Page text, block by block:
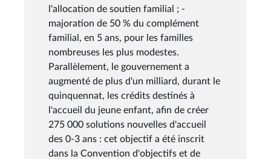
l'allocation de soutien familial ; -
majoration de 50 % du complément
familial, en 5 ans, pour les familles
nombreuses les plus modestes.
Parallèlement, le gouvernement a
augmenté de plus d'un milliard, durant le
quinquennat, les crédits destinés à
l'accueil du jeune enfant, afin de créer
275 000 solutions nouvelles d'accueil
des 0-3 ans : cet objectif a été inscrit
dans la Convention d'objectifs et de